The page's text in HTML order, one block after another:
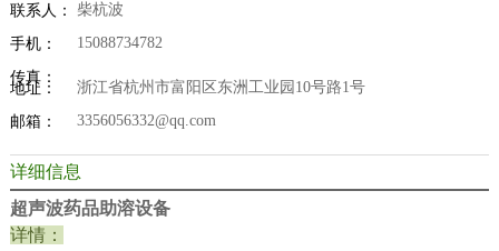
联系人： 柴杭波
手机： 15088734782
传真：
地址： 浙江省杭州市富阳区东洲工业园10号路1号
邮箱： 3356056332@qq.com
详细信息
超声波药品助溶设备
详情：